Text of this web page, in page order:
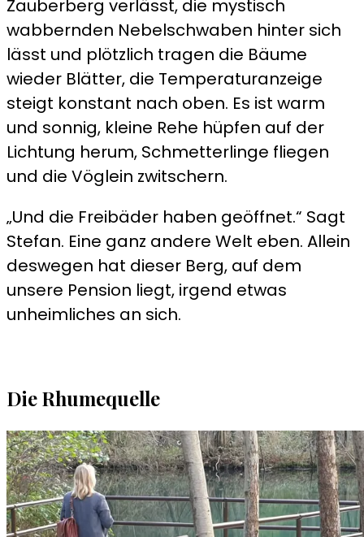
Zauberberg verlässt, die mystisch
wabbernden Nebelschwaben hinter sich
lässt und plötzlich tragen die Bäume
wieder Blätter, die Temperaturanzeige
steigt konstant nach oben. Es ist warm
und sonnig, kleine Rehe hüpfen auf der
Lichtung herum, Schmetterlinge fliegen
und die Vöglein zwitschern.
„Und die Freibäder haben geöffnet.“ Sagt
Stefan. Eine ganz andere Welt eben. Allein
deswegen hat dieser Berg, auf dem
unsere Pension liegt, irgend etwas
unheimliches an sich.
Die Rhumequelle